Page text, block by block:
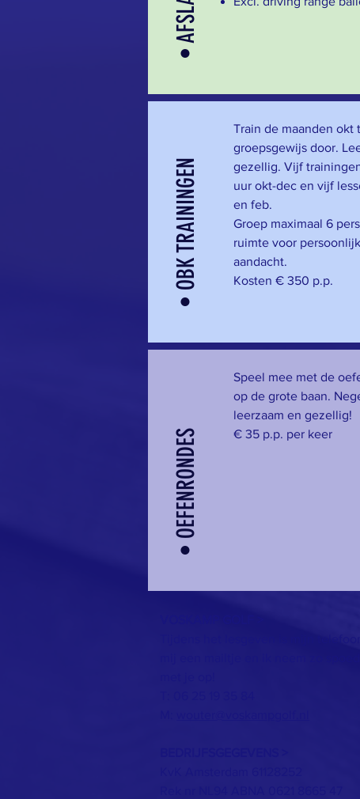
• OBK TRAININGEN
Train de maanden okt
groepsgewijs door.
gezellig. Vijf
uur okt-dec en vijf
en feb.
Groep maximaal 6
ruimte voor
aandacht.
Kosten € 350 p.p.
• OEFENRONDES
Speel mee met de
op de grote baan.
leerzaam en gezellig!
€ 35 p.p. per keer